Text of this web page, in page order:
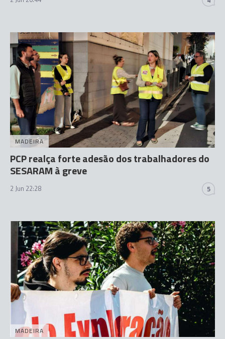
MADEIRA
PCP realça forte adesão dos trabalhadores do
SESARAM à greve
2 Jun 22:28 5
MADEIRA